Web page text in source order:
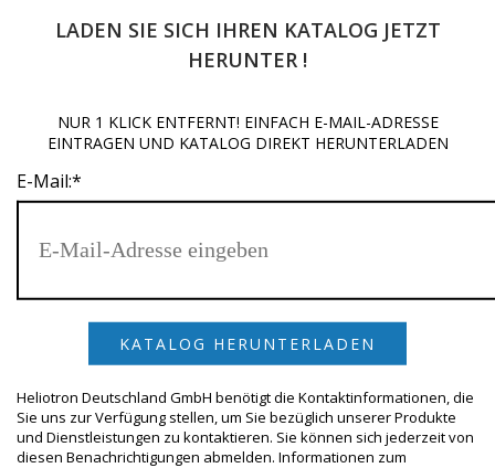
Beginnen Sie mit der Eingabe und drücken Sie Enter, um zu
LADEN SIE SICH IHREN KATALOG JETZT
HERUNTER !
NUR 1 KLICK ENTFERNT! EINFACH E-MAIL-ADRESSE
EINTRAGEN UND KATALOG DIREKT HERUNTERLADEN
E-Mail:*
Heliotron Deutschland GmbH benötigt die Kontaktinformationen, die
Sie uns zur Verfügung stellen, um Sie bezüglich unserer Produkte
und Dienstleistungen zu kontaktieren. Sie können sich jederzeit von
diesen Benachrichtigungen abmelden. Informationen zum